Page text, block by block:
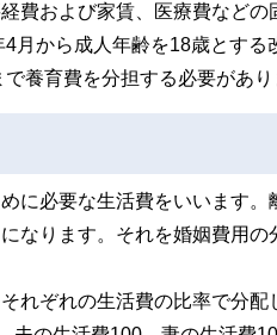
費および家賃、医療費など
月から成人年齢を18歳とす
養育費を分担する必要があり
に必要な生活費をいいます
なります。それを婚姻費用の
れぞれの生活費の比率で分